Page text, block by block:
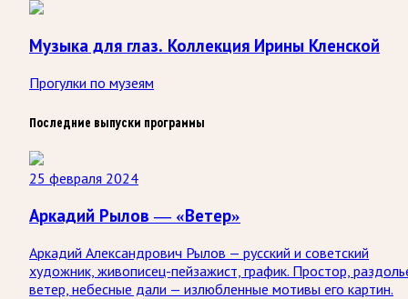
Музыка для глаз. Коллекция Ирины Кленской
Прогулки по музеям
Последние выпуски программы
25 февраля 2024
Аркадий Рылов — «Ветер»
Аркадий Александрович Рылов — русский и советский
художник, живописец-пейзажист, график. Простор,
ветер, небесные дали — излюбленные мотивы его картин.